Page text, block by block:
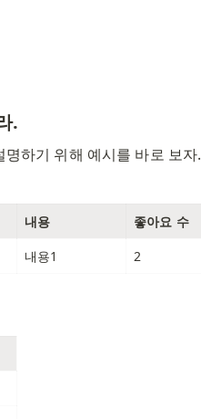
.
명하기 위해 예시를 바로 보자.
내용 좋아요 수
내용1 2